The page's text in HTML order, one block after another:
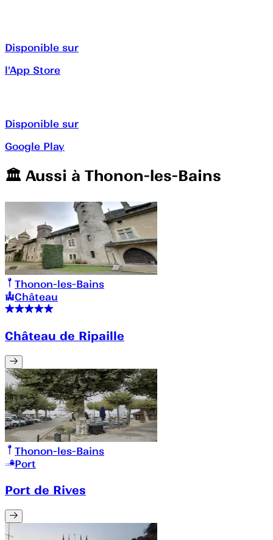
Disponible sur
l'App Store
Disponible sur
Google Play
🏛️️ Aussi à Thonon-les-Bains
Thonon-les-Bains
Château
Château de Ripaille
Thonon-les-Bains
Port
Port de Rives